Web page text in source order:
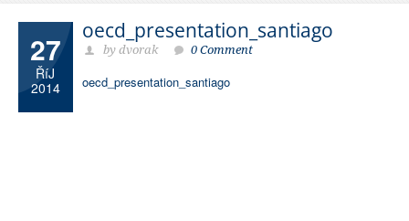
27
ŘíJ
2014
oecd_presentation_santiago
by dvorak 0 Comment
oecd_presentation_santiago